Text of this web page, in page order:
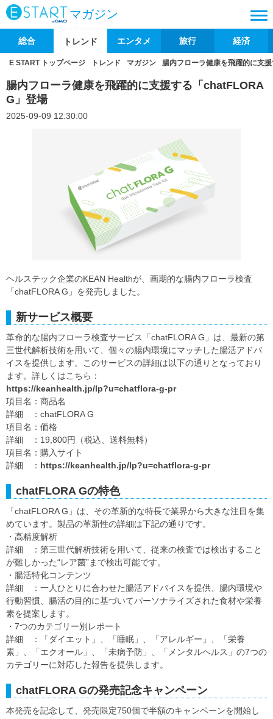
マガジン
総合 トレンド エンタメ 旅行 経済
E START トップページ トレンド マガジン 腸内フローラ健康を飛躍的に支
腸内フローラ健康を飛躍的に支援する「chatFLORA
G」登場
2025-09-09 12:30:00
ヘルステック企業のKEAN Healthが、画期的な腸内フローラ検査
「chatFLORA G」を発売しました。
新サービス概要
革命的な腸内フローラ検査サービス「chatFLORA G」は、最新の第
三世代解析技術を用いて、個々の腸内環境にマッチした腸活アドバ
イスを提供します。このサービスの詳細は以下の通りとなっており
ます。詳しくはこちら：
https://keanhealth.jp/lp?u=chatflora-g-pr
項目名：商品名
詳細 ：chatFLORA G
項目名：価格
詳細 ：19,800円（税込、送料無料）
項目名：購入サイト
詳細 ： https://keanhealth.jp/lp?u=chatflora-g-pr
chatFLORA Gの特色
「chatFLORA G」は、その革新的な特長で業界から大きな注目を集
めています。製品の革新性の詳細は下記の通りです。
・高精度解析
詳細 ：第三世代解析技術を用いて、従来の検査では検出すること
が難しかった“レア菌”まで検出可能です。
・腸活特化コンテンツ
詳細 ：一人ひとりに合わせた腸活アドバイスを提供、腸内環境や
行動習慣、腸活の目的に基づいてパーソナライズされた食材や栄養
素を提案します。
・7つのカテゴリー別レポート
詳細 ：「ダイエット」、「睡眠」、「アレルギー」、「栄養
素」、「エクオール」、「未病予防」、「メンタルヘルス」の7つの
カテゴリーに対応した報告を提供します。
chatFLORA Gの発売記念キャンペーン
本発売を記念して、発売限定750個で半額のキャンペーンを開始し